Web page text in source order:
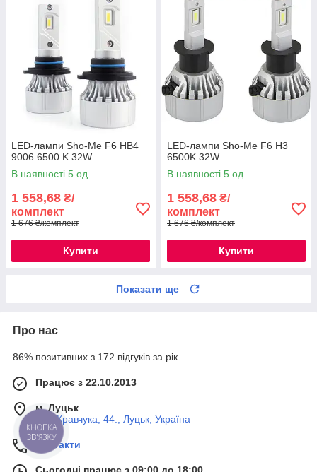
LED-лампи Sho-Me F6 HB4
9006 6500 K 32W
В наявності 5 од.
1 558,68 ₴/
комплект
1 676 ₴/комплект
Купити
LED-лампи Sho-Me F6 H3
6500K 32W
В наявності 5 од.
1 558,68 ₴/
комплект
1 676 ₴/комплект
Купити
Показати ще
Про нас
86% позитивних з 172 відгуків за рік
Працює з 22.10.2013
м. Луцьк
вул. Кравчука, 44., Луцьк, Україна
Контакти
КНОПКА
ЗВ'ЯЗКУ